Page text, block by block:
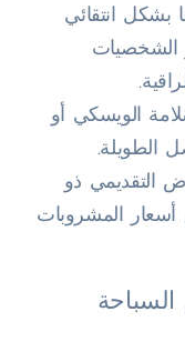
بشكل انتقائي
الشخصيات
الويسكي أو
الطويلة.
التقديمي ذو
أسعار المشروبات